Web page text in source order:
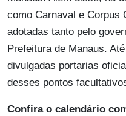
como Carnaval e Corpus
adotadas tanto pelo
Prefeitura de Manaus.
divulgadas portarias
desses pontos
Confira o calendário